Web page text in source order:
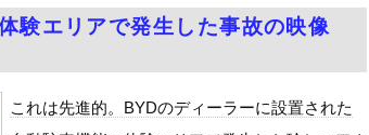
悲鳴。「惣菜すら手が出ない」
性、自力で下山
飯器で草 ほか
ｗｗｗｗｗｗｗｗｗｗｗｗ
験エリアで発生した事故の映像
これは先進的。BYDのディーラーに設置された